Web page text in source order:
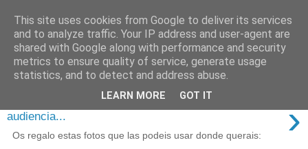
Está de pinga
3/8/26
Agradecimientos a Ares por su
audiencia...
›
Os regalo estas fotos que las podeis usar donde querais:
This site uses cookies from Google to deliver its services
and to analyze traffic. Your IP address and user-agent are
shared with Google along with performance and security
metrics to ensure quality of service, generate usage
statistics, and to detect and address abuse.
LEARN MORE GOT IT